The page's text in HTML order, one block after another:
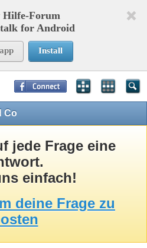
Hilfe-Forum
for Android
Install
Co
jede Frage eine
einfach!
deine Frage zu